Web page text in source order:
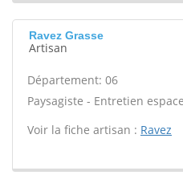
Ravez Grasse
Artisan
Département: 06
Paysagiste - Entretien
Voir la fiche artisan : Ravez